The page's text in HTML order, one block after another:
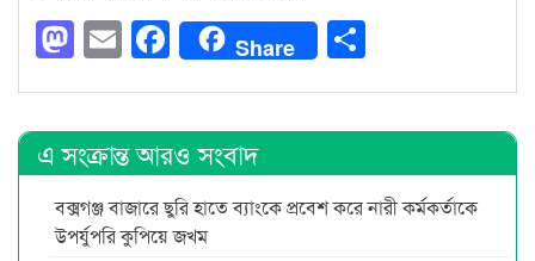
Mastodon
EmailFacebook
Share
এ সংক্রান্ত আরও সংবাদ
বক্সগঞ্জ বাজারে ছুরি হাতে ব্যাংকে প্রবেশ করে নারী কর্মকর্তাকে
উপর্যুপরি কুপিয়ে জখম